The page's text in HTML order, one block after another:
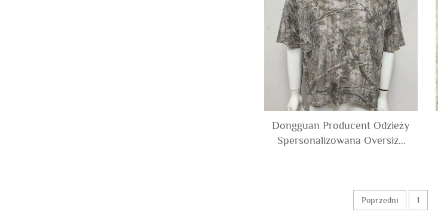
poliestru, z suwakiem, typu
track jacket z kapturem, dla
mężczyzn
Dongguan Producent Odzieży
Spersonalizowana Oversize
Koszulka dla Mężczyzn
Poprzedni 1